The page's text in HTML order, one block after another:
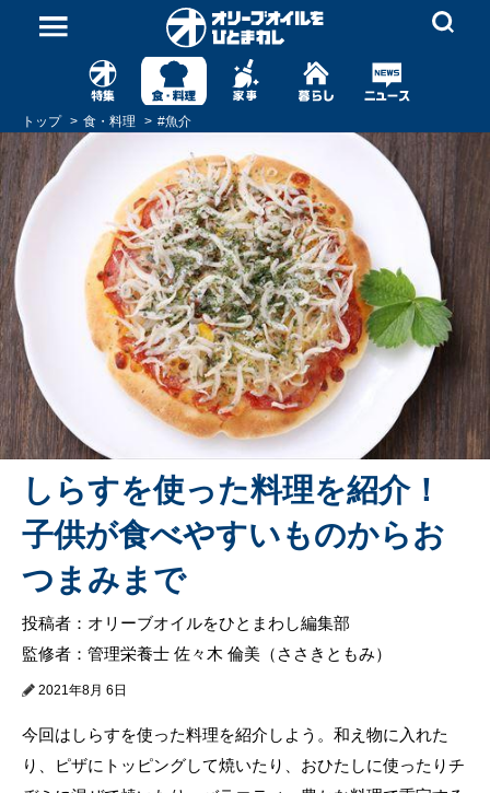
トップ 食・料理 #魚介
しらすを使った料理を紹介！
子供が食べやすいものからお
つまみまで
投稿者：オリーブオイルをひとまわし編集部
監修者：管理栄養士 佐々木 倫美（ささきともみ）
2021年8月 6日
今回はしらすを使った料理を紹介しよう。和え物に入れた
り、ピザにトッピングして焼いたり、おひたしに使ったりチ